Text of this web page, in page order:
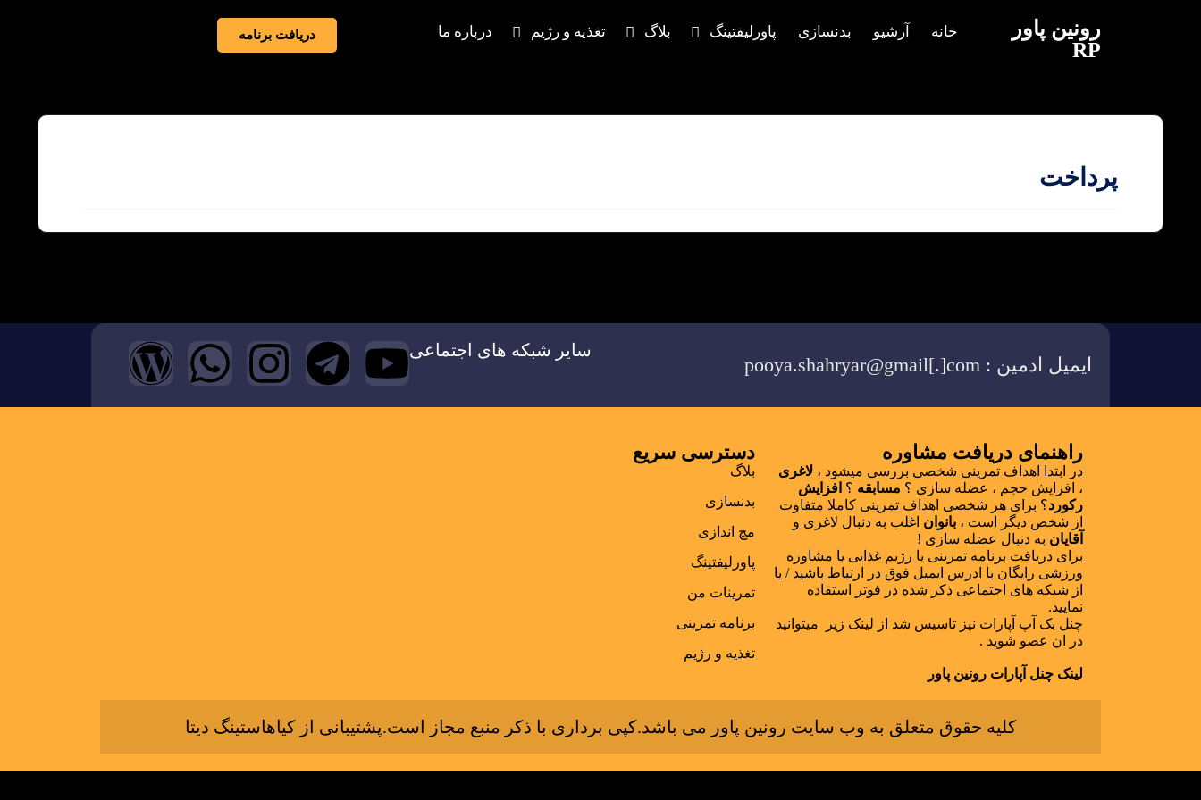
رونین پاور
RP
خانه آرشیو بدنسازی پاورلیفتینگ بلاگ تغذیه و رژیم درباره ما دریافت برنامه
پرداخت
ایمیل ادمین : pooya.shahryar@gmail[.]com
سایر شبکه های اجتماعی
راهنمای دریافت مشاوره
در ابتدا اهداف تمرینی شخصی بررسی میشود ، لاغری
، افزایش حجم ، عضله سازی ؟ مسابقه ؟ افزایش
رکورد؟ برای هر شخصی اهداف تمرینی کاملا متفاوت
از شخص دیگر است ، بانوان اغلب به دنبال لاغری و
آقایان به دنبال عضله سازی !
برای دریافت برنامه تمرینی یا رژیم غذایی یا مشاوره
ورزشی رایگان با ادرس ایمیل فوق در ارتباط باشید / یا
از شبکه های اجتماعی ذکر شده در فوتر استفاده
نمایید.
چنل بک آپ آپارات نیز تاسیس شد از لینک زیر میتوانید
در ان عصو شوید .
لینک چنل آپارات رونین پاور
دسترسی سریع
بلاگ
بدنسازی
مچ اندازی
پاورلیفتینگ
تمرینات من
برنامه تمرینی
تغذیه و رژیم
کلیه حقوق متعلق به وب سایت رونین پاور می باشد.کپی برداری با ذکر منبع مجاز است.پشتیبانی از کیاهاستینگ دیتا